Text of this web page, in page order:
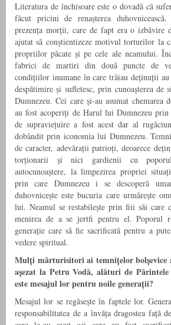
Literatura de închisoare este o dovadă că
făcut pricini de renașterea
prezența morții, care de fapt era o izbăvire
ajutat să conștientizeze motivul torturilor la
propriilor păcate și pe cele ale neamului.
fabrici de martiri din două puncte de
condițiilor inumane în care trăiau deținuții au
despătimire și sufletesc, prin cunoașterea de
Dumnezeu. Cei care și-au asumat chemarea
au fost acoperiți de Harul lui Dumnezeu
de supraviețuire a fost acest dar al
dobândit prin iconomia lui Dumnezeu.
de caracter, adevărații patrioți, deoarece
torționarii și nici gardienii cu
autocunoaștere, la limpezirea propriei
prin care Dumnezeu i se descoperă
duhovnicește este bucuria care urmărește
lui. Neamul se restabilește prin fiii săi care
menirea de a se jertfi pentru el. Poporul
generație care să fie sacrificată pentru a
vedere spiritual.
Mulți mărturisitori ai temnițelor bolșevice
așezat la Petru Vodă, alături de
este mesajul lor pentru noile generații?
Mesajul lor se regăsește în faptele lor.
responsabilitatea de a învăța dragostea față